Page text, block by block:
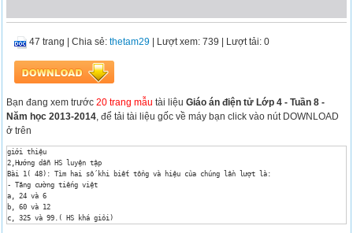
47 trang |Chia sẻ:thetam29 | Lượt xem: 739 | Lượt tải: 0
Bạn đang xem trước20 trang mẫu tài liệuGiáo án điện tử Lớp 4 - Tuần 8 -
Năm học 2013-2014, để tải tài liệu gốc về máy bạn click vào nút DOWNLOAD
ở trên
giới thiệu
2,Hướng dẫn HS luyện tập
Bài 1( 48): Tìm hai số khi biết tổng và hiệu của chúng lần lượt là:
- Tăng cường tiếng việt
a, 24 và 6
b, 60 và 12
c, 325 và 99.( HS khá giỏi)